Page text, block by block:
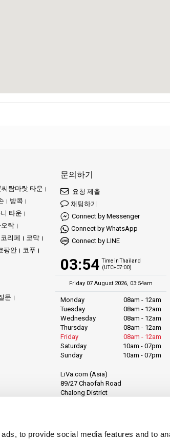
to provide social media features and to
각 독특한 매력을 지니고 있습니다.
넘치는 말미잘 사이를 유연하게 춤추듯 움직입니다.
그 아름다움을 목격할 관객을 기다리고 있습니다.
밀과 아름다움을 간직하고 있습니다. 이들은 여행자들
그리고 단순한 삶의 기쁨의 이야기를 엮어내는 정교한
지 도달합니다. 또한, 여러 여행사들이 각 여행자의 취
다. 여기서는 꿈과 현실이 만나고, 여행자들이 자신의
반입니다. 카오 속의 야생 정글을 원하든, 태국만의 고
씨탐마랏 타운
방콕
타운
오락
코리페
코막
팡안
코푸
문
문의하기
요청 제출
채팅하기
Connect by Messenger
Connect by WhatsApp
Connect by LINE
03:54 Time in Thailand
(UTC+07:00)
Friday 07 August 2026, 03:54am
Monday
08am - 12am
Tuesday
08am - 12am
Wednesday
08am - 12am
Thursday
08am - 12am
Friday
08am - 12am
Saturday
10am - 07pm
Sunday
10am - 07pm
LiVa.com (Asia)
89/27 Chaofah Road
Chalong District